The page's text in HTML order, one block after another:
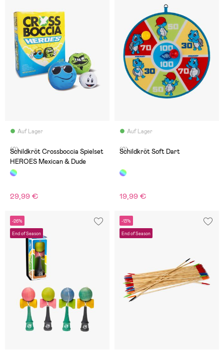
Auf Lager
(0)
Schildkröt Crossboccia Spielset
HEROES Mexican & Dude
29,99 €
Auf Lager
(0)
Schildkröt Soft Dart
19,99 €
-26%
End of Season
-13%
End of Season